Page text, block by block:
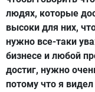
людях, которые
высоки для них,
нужно все-таки
бизнесе и любой
достиг, нужно
потому что я